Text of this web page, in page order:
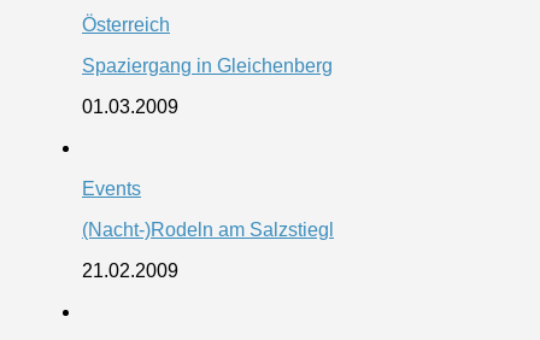
Österreich
Spaziergang in Gleichenberg
01.03.2009
Events
(Nacht-)Rodeln am Salzstiegl
21.02.2009